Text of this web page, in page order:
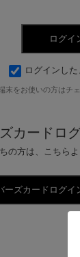
ログインし
末をお使いの方はチ
カードロ
方は、こちら